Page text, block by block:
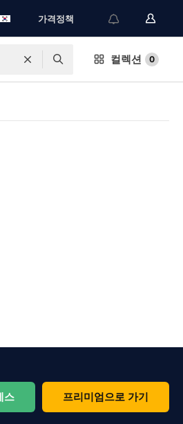
가격정책
컬렉션 0
스 프리미엄으로 가기